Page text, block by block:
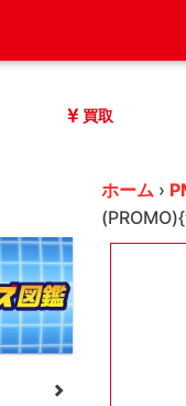
買取
ホーム ›